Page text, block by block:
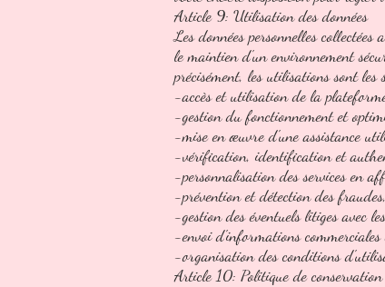
Article 9: Utilisation des données
Les données personnelles
le maintien d'un environnement
précisément, les utilisations sont les
-accès et utilisation de la
-gestion du fonctionnement et
-mise en œuvre d'une assistance
-vérification, identification et
-personnalisation des services en
-prévention et détection des
-gestion des éventuels litiges avec
-envoi d'informations
-organisation des conditions
Article 10: Politique de conservation